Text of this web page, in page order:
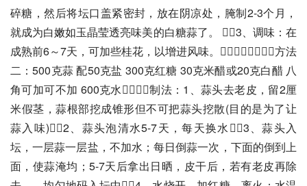
碎糖，然后将坛口盖紧密封，放在阴凉处，腌制2-3个月，
就成为白嫩如玉晶莹透亮味美的白糖蒜了。 3、调味：在
成熟前6～7天，可加些桂花，以增进风味。方法
二：500克蒜 配50克盐 300克红糖 30克米醋或20克白醋 八
角可加可不加 600克水制法：1、蒜头去老皮，留2厘
米假茎，蒜根部挖成锥形但不可把蒜头挖散(目的是为了让
蒜入味)2、蒜头泡清水5-7天，每天换水3、蒜头入
坛，一层蒜一层盐，不加水；每日倒蒜一次，下面的倒到上
面，使蒜淹均；5-7天后拿出日晒，皮干后，若有老皮再除